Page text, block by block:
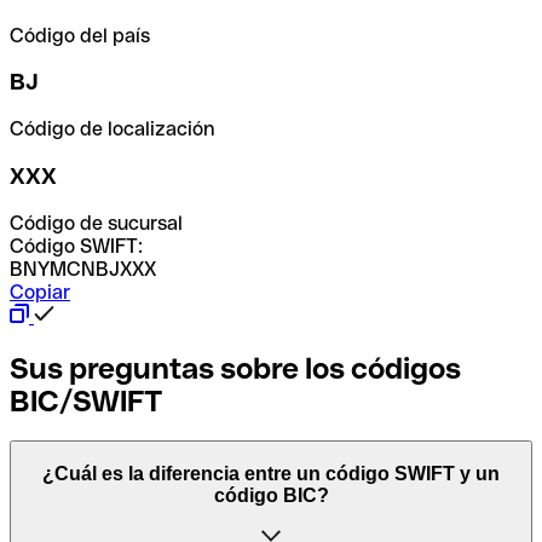
Código del país
BJ
Código de localización
XXX
Código de sucursal
Código SWIFT:
BNYMCNBJXXX
Copiar
Sus preguntas sobre los códigos
BIC/SWIFT
¿Cuál es la diferencia entre un código SWIFT y un
código BIC?